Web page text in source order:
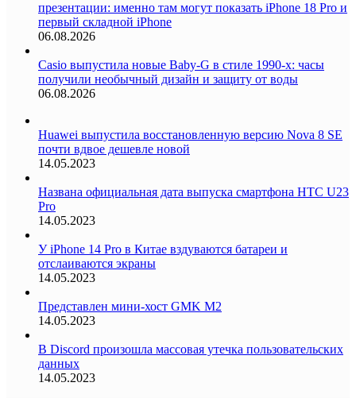
презентации: именно там могут показать iPhone 18 Pro и
первый складной iPhone
06.08.2026
Casio выпустила новые Baby-G в стиле 1990-х: часы
получили необычный дизайн и защиту от воды
06.08.2026
Huawei выпустила восстановленную версию Nova 8 SE
почти вдвое дешевле новой
14.05.2023
Названа официальная дата выпуска смартфона HTC U23
Pro
14.05.2023
У iPhone 14 Pro в Китае вздуваются батареи и
отслаиваются экраны
14.05.2023
Представлен мини-хост GMK M2
14.05.2023
В Discord произошла массовая утечка пользовательских
данных
14.05.2023